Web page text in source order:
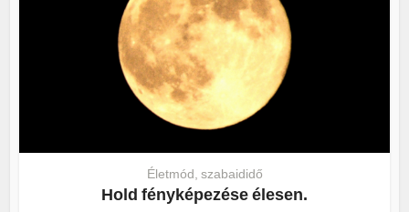
Életmód, szabaididő
Hold fényképezése élesen.